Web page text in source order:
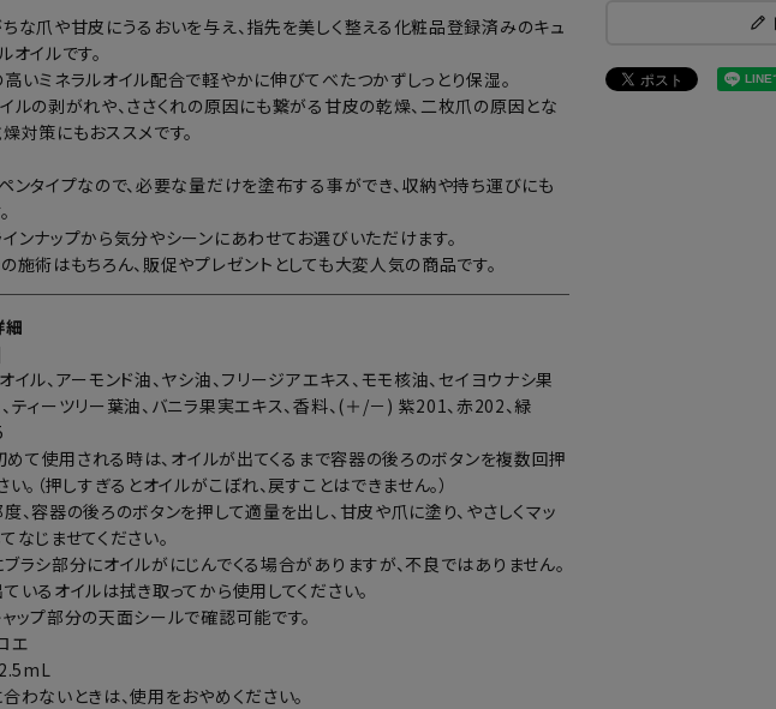
な爪や甘皮にうるおいを与え、指先を美しく整える化粧品登録済みのキュ
オイルです。
いミネラルオイル配合で軽やかに伸びてべたつかずしっとり保湿。
ルの剥がれや、ささくれの原因にも繋がる甘皮の乾燥、二枚爪の原因とな
対策にもおススメです。
ンタイプなので、必要な量だけを塗布する事ができ、収納や持ち運びにも
ンナップから気分やシーンにあわせてお選びいただけます。
施術はもちろん、販促やプレゼントとしても大変人気の商品です。
細
イル、アーモンド油、ヤシ油、フリージアエキス、モモ核油、セイヨウナシ果
ティーツリー葉油、バニラ果実エキス、香料、(＋/－) 紫201、赤202、緑
て使用される時は、オイルが出てくるまで容器の後ろのボタンを複数回押
い。（押しすぎるとオイルがこぼれ、戻すことはできません。）
、容器の後ろのボタンを押して適量を出し、甘皮や爪に塗り、やさしくマッ
なじませてください。
ラシ部分にオイルがにじんでくる場合がありますが、不良ではありません。
いるオイルは拭き取ってから使用してください。
ップ部分の天面シールで確認可能です。
エ
わないときは、使用をおやめください。